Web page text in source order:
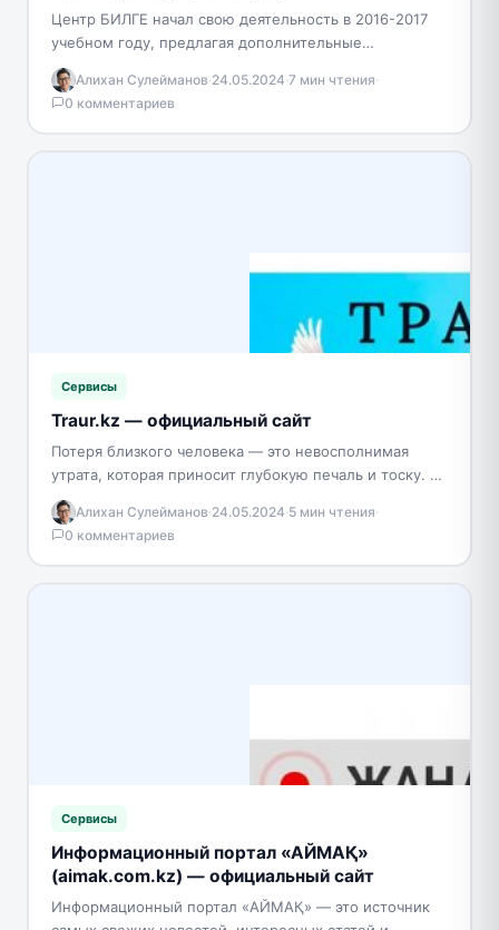
Центр БИЛГЕ начал свою деятельность в 2016-2017
учебном году, предлагая дополнительные
образовательные курсы для детей дошкольного и
школьного возраста. Главной целью центра…
Алихан Сулейманов·24.05.2024·7 мин чтения·
0 комментариев
Сервисы
Traur.kz — официальный сайт
Потеря близкого человека — это невосполнимая
утрата, которая приносит глубокую печаль и тоску. В
такие моменты особенно важно обеспечить уход за
ушедшим…
Алихан Сулейманов·24.05.2024·5 мин чтения·
0 комментариев
Сервисы
Информационный портал «АЙМАҚ»
(aimak.com.kz) — официальный сайт
Информационный портал «АЙМАҚ» — это источник